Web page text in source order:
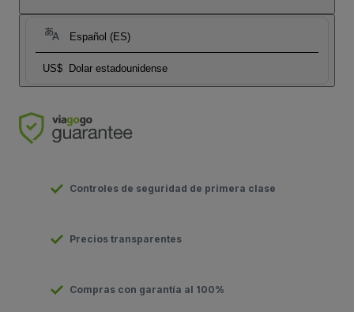
Español (ES)
US$ Dolar estadounidense
Controles de seguridad de primera clase
Precios transparentes
Compras con garantía al 100%